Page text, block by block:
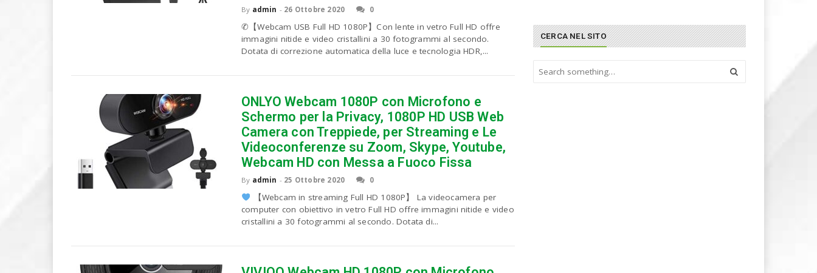
By admin - 26 Ottobre 2020 0
✆【Webcam USB Full HD 1080P】Con lente in vetro Full HD offre
immagini nitide e video cristallini a 30 fotogrammi al secondo.
Dotata di correzione automatica della luce e tecnologia HDR,...
ONLYO Webcam 1080P con Microfono e
Schermo per la Privacy, 1080P HD USB Web
Camera con Treppiede, per Streaming e Le
Videoconferenze su Zoom, Skype, Youtube,
Webcam HD con Messa a Fuoco Fissa
By admin - 25 Ottobre 2020 0
【Webcam in streaming Full HD 1080P】 La videocamera per
computer con obiettivo in vetro Full HD offre immagini nitide e video
cristallini a 30 fotogrammi al secondo. Dotata di...
CERCA NEL SITO